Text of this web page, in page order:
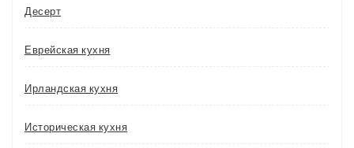
Десерт
Еврейская кухня
Ирландская кухня
Историческая кухня